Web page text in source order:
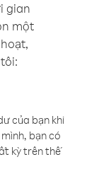
gian
một
của bạn khi
bạn có
kỳ trên thế